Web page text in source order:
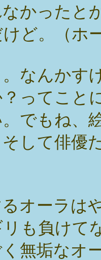
かったと
ど。（ホ
なんかす
ってこと
でもね、
して俳優
オーラは
も負けて
無垢なオ